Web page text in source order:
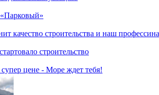
качество строительства и наш
строительство
цене - Море ждет тебя!